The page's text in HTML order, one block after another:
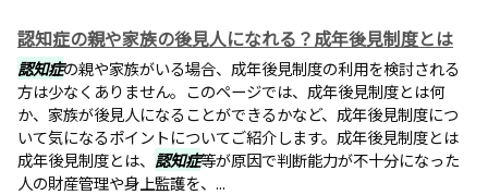
認知症の親や家族の後見人になれる？成年後見制度とは
認知症の親や家族がいる場合、成年後見制度の利用を検討される
方は少なくありません。このページでは、成年後見制度とは何
か、家族が後見人になることができるかなど、成年後見制度につ
いて気になるポイントについてご紹介します。成年後見制度とは
成年後見制度とは、 認知症等が原因で判断能力が不十分になった
人の財産管理や身上監護を、...